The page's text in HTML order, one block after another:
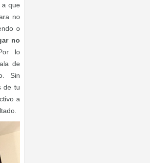
a que
no
o
no
lo
de
Sin
de tu
a